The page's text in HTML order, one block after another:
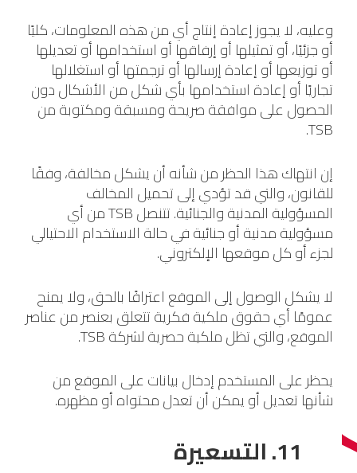
وعليه، لا يجوز إعادة إنتاج أي من هذه المعلومات، كليًا
أو جزئيًا، أو تمثيلها أو إرفاقها أو استخدامها أو تعديلها
أو توزيعها أو إعادة إرسالها أو ترجمتها أو استغلالها
تجاريًا أو إعادة استخدامها بأي شكل من الأشكال دون
الحصول على موافقة صريحة ومسبقة ومكتوبة من
TSB.
إن انتهاك هذا الحظر من شأنه أن يشكل مخالفة، وفقًا
للقانون، والتي قد تؤدي إلى تحميل المخالف
المسؤولية المدنية والجنائية. تتنصل TSB من أي
مسؤولية مدنية أو جنائية في حالة الاستخدام الاحتيالي
لجزء أو كل موقعها الإلكتروني.
لا يشكل الوصول إلى الموقع اعترافًا بالحق، ولا يمنح
عمومًا أي حقوق ملكية فكرية تتعلق بعنصر من عناصر
الموقع، والتي تظل ملكية حصرية لشركة TSB.
يحظر على المستخدم إدخال بيانات على الموقع من
شأنها تعديل أو يمكن أن تعدل محتواه أو مظهره.
11. التسعيرة